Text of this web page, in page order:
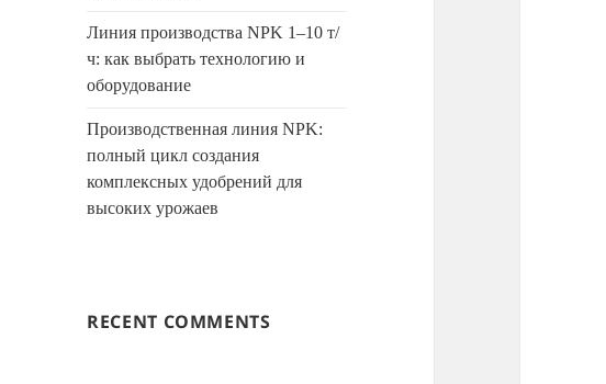
Линия производства NPK 1–10 т/
ч: как выбрать технологию и
оборудование
Производственная линия NPK:
полный цикл создания
комплексных удобрений для
высоких урожаев
RECENT COMMENTS